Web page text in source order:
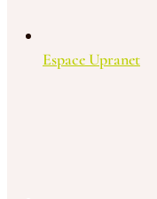
Espace Upranet